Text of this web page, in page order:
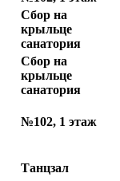
Сбор на
крыльце
санатория
Сбор на
крыльце
санатория
№102, 1 этаж
Танцзал